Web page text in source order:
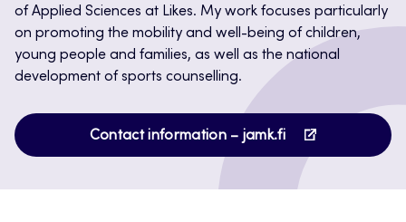
of Applied Sciences at Likes. My work focuses particularly
on promoting the mobility and well-being of children,
young people and families, as well as the national
development of sports counselling.
Contact information – jamk.fi
Opens
in